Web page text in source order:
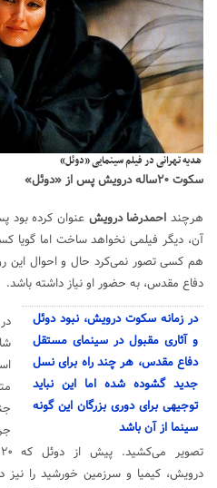
هدیه تهرانی در فیلم سینمایی «دوئل»
سکوت ۲۰ساله درویش پس از «دوئل»
هرچند احمدرضا درویش عنوان کرده بود
آن، دیگر فیلمی نخواهد ساخت اما گویا
هم کسی تصور نمی‌کرد حال و احوال این
دفاع مقدس، به حضور او نیاز داشته باشد.
در زمانه سکوت درویش، نبود دوئل
و آثاری مقبول در سینمای مستقل
دفاع مقدس، هر چند راه برای نسل
جدید گشوده شده اما این نباید
توجیهی برای دوری بزرگان این گونه
سینما از آن باشد
تصویر می‌کشید. پیش از دوئل
درویش، کیمیا وسرزمین خورشید را